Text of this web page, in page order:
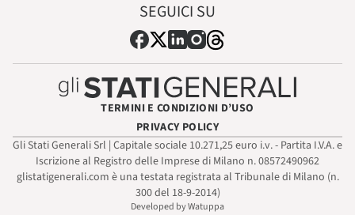
SEGUICI SU
TERMINI E CONDIZIONI D’USO
PRIVACY POLICY
Gli Stati Generali Srl | Capitale sociale 10.271,25 euro i.v. - Partita I.V.A. e
Iscrizione al Registro delle Imprese di Milano n. 08572490962
glistatigenerali.com è una testata registrata al Tribunale di Milano (n.
300 del 18-9-2014)
Developed by Watuppa